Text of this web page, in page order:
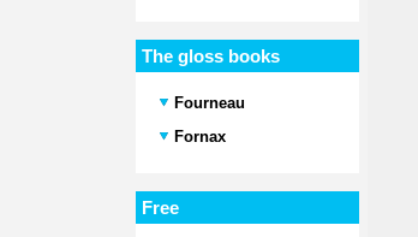
The gloss books
Fourneau
Fornax
Free